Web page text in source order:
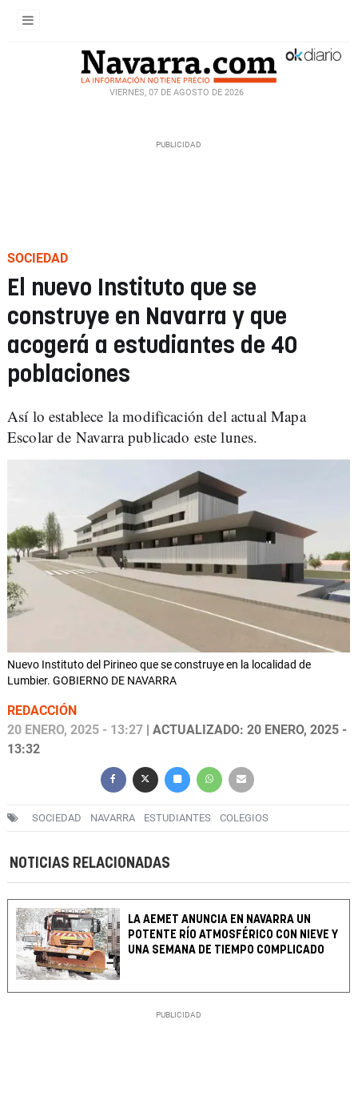
VIERNES, 07 DE AGOSTO DE 2026
SOCIEDAD
El nuevo Instituto que se
construye en Navarra y que
acogerá a estudiantes de 40
poblaciones
Así lo establece la modificación del actual Mapa
Escolar de Navarra publicado este lunes.
Nuevo Instituto del Pirineo que se construye en la localidad de
Lumbier. GOBIERNO DE NAVARRA
REDACCIÓN
20 ENERO, 2025 - 13:27 | ACTUALIZADO: 20 ENERO, 2025 -
13:32
SOCIEDAD NAVARRA ESTUDIANTES COLEGIOS
NOTICIAS RELACIONADAS
LA AEMET ANUNCIA EN NAVARRA UN
POTENTE RÍO ATMOSFÉRICO CON NIEVE Y
UNA SEMANA DE TIEMPO COMPLICADO